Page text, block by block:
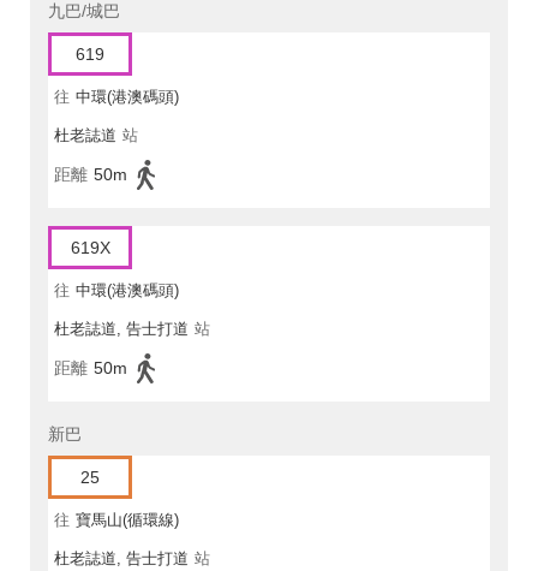
九巴/城巴
619
往 中環(港澳碼頭)
杜老誌道 站
距離 50m
619X
往 中環(港澳碼頭)
杜老誌道, 告士打道 站
距離 50m
新巴
25
往 寶馬山(循環線)
杜老誌道, 告士打道 站